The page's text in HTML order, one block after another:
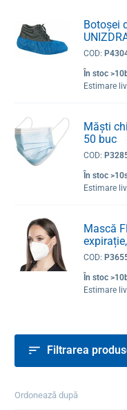
Botoșei
COD:
În stoc
Estimare
Măști
50 buc
COD:
În stoc
Estimare
Mască
COD:
În stoc
Estimare
Filtrarea
Ordonează după